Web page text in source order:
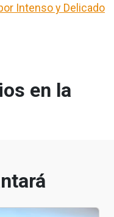
Intenso y Delicado
en la